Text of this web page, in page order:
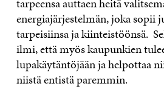
tarpeensa auttaen heitä
energiajärjestelmän, joka sopii
tarpeisiinsa ja kiinteistöönsä.
ilmi, että myös kaupunkien
lupakäytäntöjään ja helpottaa
niistä entistä paremmin.